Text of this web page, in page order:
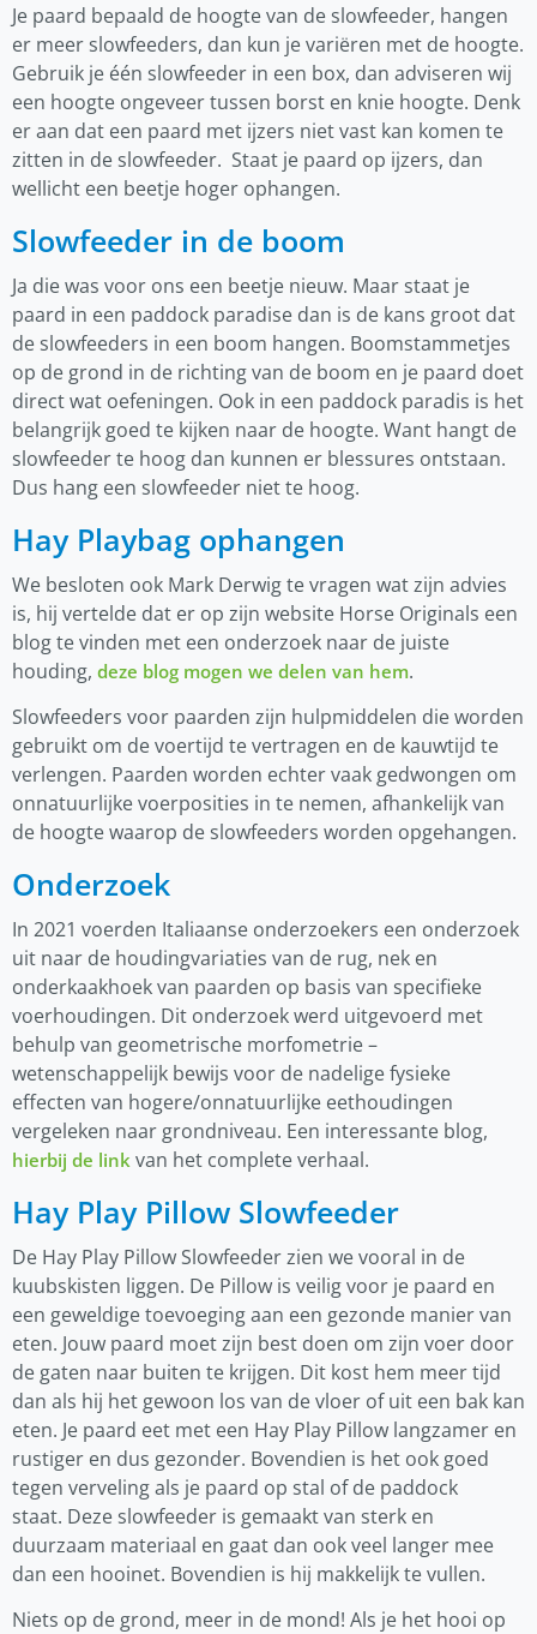
Je paard bepaald de hoogte van de slowfeeder, hangen
er meer slowfeeders, dan kun je variëren met de hoogte.
Gebruik je één slowfeeder in een box, dan adviseren wij
een hoogte ongeveer tussen borst en knie hoogte. Denk
er aan dat een paard met ijzers niet vast kan komen te
zitten in de slowfeeder. Staat je paard op ijzers, dan
wellicht een beetje hoger ophangen.
Slowfeeder in de boom
Ja die was voor ons een beetje nieuw. Maar staat je
paard in een paddock paradise dan is de kans groot dat
de slowfeeders in een boom hangen. Boomstammetjes
op de grond in de richting van de boom en je paard doet
direct wat oefeningen. Ook in een paddock paradis is het
belangrijk goed te kijken naar de hoogte. Want hangt de
slowfeeder te hoog dan kunnen er blessures ontstaan.
Dus hang een slowfeeder niet te hoog.
Hay Playbag ophangen
We besloten ook Mark Derwig te vragen wat zijn advies
is, hij vertelde dat er op zijn website Horse Originals een
blog te vinden met een onderzoek naar de juiste
houding, deze blog mogen we delen van hem.
Slowfeeders voor paarden zijn hulpmiddelen die worden
gebruikt om de voertijd te vertragen en de kauwtijd te
verlengen. Paarden worden echter vaak gedwongen om
onnatuurlijke voerposities in te nemen, afhankelijk van
de hoogte waarop de slowfeeders worden opgehangen.
Onderzoek
In 2021 voerden Italiaanse onderzoekers een onderzoek
uit naar de houdingvariaties van de rug, nek en
onderkaakhoek van paarden op basis van specifieke
voerhoudingen. Dit onderzoek werd uitgevoerd met
behulp van geometrische morfometrie –
wetenschappelijk bewijs voor de nadelige fysieke
effecten van hogere/onnatuurlijke eethoudingen
vergeleken naar grondniveau. Een interessante blog,
hierbij de link van het complete verhaal.
Hay Play Pillow Slowfeeder
De Hay Play Pillow Slowfeeder zien we vooral in de
kuubskisten liggen. De Pillow is veilig voor je paard en
een geweldige toevoeging aan een gezonde manier van
eten. Jouw paard moet zijn best doen om zijn voer door
de gaten naar buiten te krijgen. Dit kost hem meer tijd
dan als hij het gewoon los van de vloer of uit een bak kan
eten. Je paard eet met een Hay Play Pillow langzamer en
rustiger en dus gezonder. Bovendien is het ook goed
tegen verveling als je paard op stal of de paddock
staat. Deze slowfeeder is gemaakt van sterk en
duurzaam materiaal en gaat dan ook veel langer mee
dan een hooinet. Bovendien is hij makkelijk te vullen.
Niets op de grond, meer in de mond! Als je het hooi op